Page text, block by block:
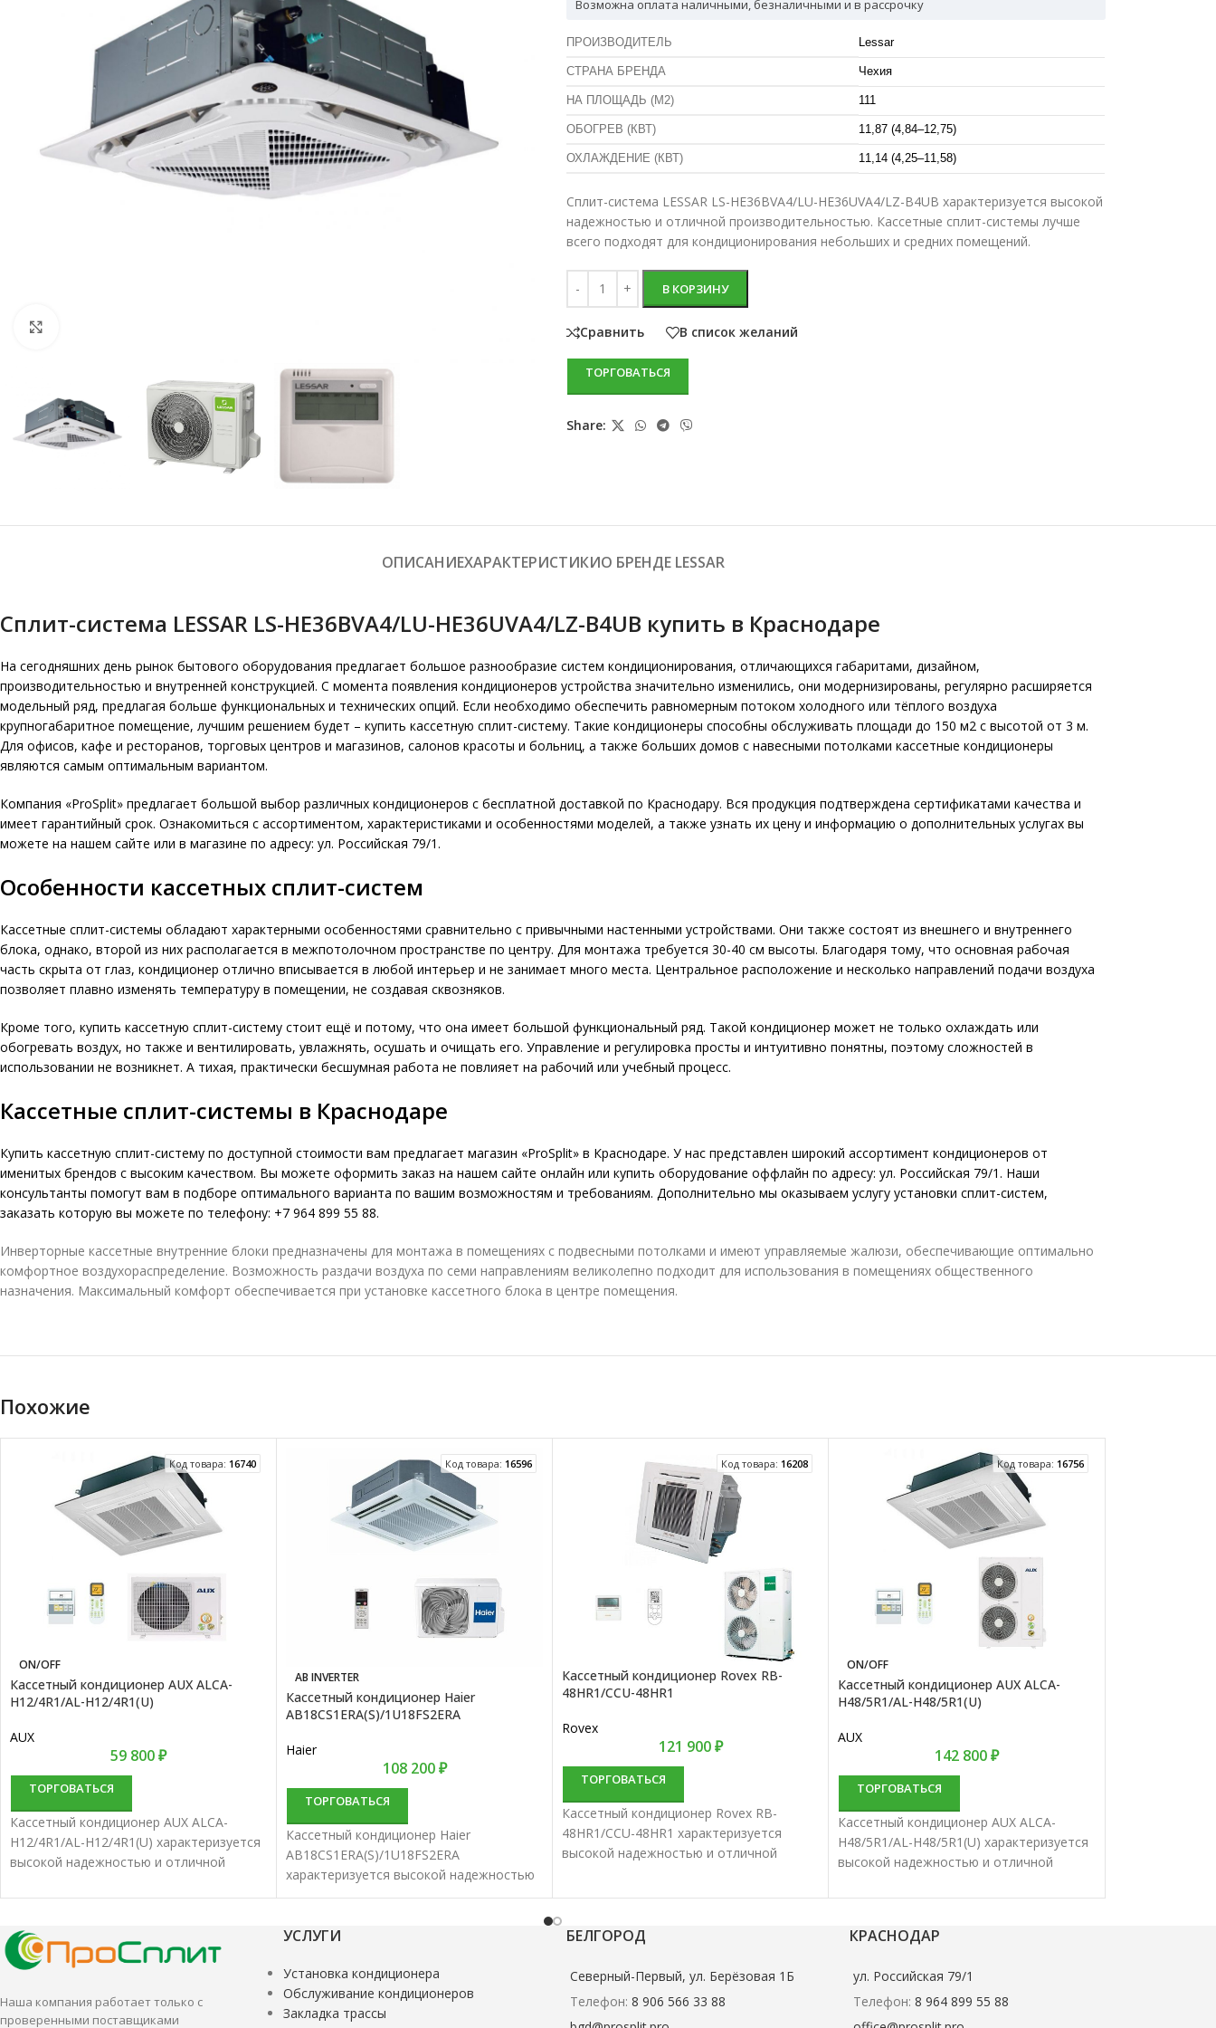
Возможна оплата наличными, безналичными и в рассрочку
ПРОИЗВОДИТЕЛЬ Lessar
СТРАНА БРЕНДА Чехия
НА ПЛОЩАДЬ (М2) 111
ОБОГРЕВ (КВТ) 11,87 (4,84–12,75)
ОХЛАЖДЕНИЕ (КВТ) 11,14 (4,25–11,58)
Сплит-система LESSAR LS-HE36BVA4/LU-HE36UVA4/LZ-B4UB характеризуется высокой
надежностью и отличной производительностью. Кассетные сплит-системы лучше
всего подходят для кондиционирования небольших и средних помещений.
В КОРЗИНУ
Сравнить В список желаний
ТОРГОВАТЬСЯ
Share:
ОПИСАНИЕХАРАКТЕРИСТИКИО БРЕНДЕ LESSAR
Сплит-система LESSAR LS-HE36BVA4/LU-HE36UVA4/LZ-B4UB купить в Краснодаре
На сегодняшних день рынок бытового оборудования предлагает большое разнообразие систем кондиционирования, отличающихся габаритами, дизайном,
производительностью и внутренней конструкцией. С момента появления кондиционеров устройства значительно изменились, они модернизированы, регулярно расширяется
модельный ряд, предлагая больше функциональных и технических опций. Если необходимо обеспечить равномерным потоком холодного или тёплого воздуха
крупногабаритное помещение, лучшим решением будет – купить кассетную сплит-систему. Такие кондиционеры способны обслуживать площади до 150 м2 с высотой от 3 м.
Для офисов, кафе и ресторанов, торговых центров и магазинов, салонов красоты и больниц, а также больших домов с навесными потолками кассетные кондиционеры
являются самым оптимальным вариантом.
Компания «ProSplit» предлагает большой выбор различных кондиционеров с бесплатной доставкой по Краснодару. Вся продукция подтверждена сертификатами качества и
имеет гарантийный срок. Ознакомиться с ассортиментом, характеристиками и особенностями моделей, а также узнать их цену и информацию о дополнительных услугах вы
можете на нашем сайте или в магазине по адресу: ул. Российская 79/1.
Особенности кассетных сплит-систем
Кассетные сплит-системы обладают характерными особенностями сравнительно с привычными настенными устройствами. Они также состоят из внешнего и внутреннего
блока, однако, второй из них располагается в межпотолочном пространстве по центру. Для монтажа требуется 30-40 см высоты. Благодаря тому, что основная рабочая
часть скрыта от глаз, кондиционер отлично вписывается в любой интерьер и не занимает много места. Центральное расположение и несколько направлений подачи воздуха
позволяет плавно изменять температуру в помещении, не создавая сквозняков.
Кроме того, купить кассетную сплит-систему стоит ещё и потому, что она имеет большой функциональный ряд. Такой кондиционер может не только охлаждать или
обогревать воздух, но также и вентилировать, увлажнять, осушать и очищать его. Управление и регулировка просты и интуитивно понятны, поэтому сложностей в
использовании не возникнет. А тихая, практически бесшумная работа не повлияет на рабочий или учебный процесс.
Кассетные сплит-системы в Краснодаре
Купить кассетную сплит-систему по доступной стоимости вам предлагает магазин «ProSplit» в Краснодаре. У нас представлен широкий ассортимент кондиционеров от
именитых брендов с высоким качеством. Вы можете оформить заказ на нашем сайте онлайн или купить оборудование оффлайн по адресу: ул. Российская 79/1. Наши
консультанты помогут вам в подборе оптимального варианта по вашим возможностям и требованиям. Дополнительно мы оказываем услугу установки сплит-систем,
заказать которую вы можете по телефону: +7 964 899 55 88.
Инверторные кассетные внутренние блоки предназначены для монтажа в помещениях с подвесными потолками и имеют управляемые жалюзи, обеспечивающие оптимально
комфортное воздухораспределение. Возможность раздачи воздуха по семи направлениям великолепно подходит для использования в помещениях общественного
назначения. Максимальный комфорт обеспечивается при установке кассетного блока в центре помещения.
Похожие
Код товара: 16740
ON/OFF
Касcетный кондиционер AUX ALCA-
H12/4R1/AL-H12/4R1(U)
AUX
59 800₽
ТОРГОВАТЬСЯ
Касcетный кондиционер AUX ALCA-
H12/4R1/AL-H12/4R1(U) характеризуется
высокой надежностью и отличной
системы лучше всего подходят для
помещения
Код товара: 16596
AB INVERTER
Кассетный кондиционер Haier
AB18CS1ERA(S)/1U18FS2ERA
Haier
108 200₽
ТОРГОВАТЬСЯ
Кассетный кондиционер Haier
AB18CS1ERA(S)/1U18FS2ERA
характеризуется высокой надежностью
и отличной производительностью.
подходят для создания комфортной
Код товара: 16208
Кассетный кондиционер Rovex RB-
48HR1/CCU-48HR1
Rovex
121 900₽
ТОРГОВАТЬСЯ
Кассетный кондиционер Rovex RB-
48HR1/CCU-48HR1 характеризуется
высокой надежностью и отличной
помещения
Код товара: 16756
ON/OFF
Касcетный кондиционер AUX ALCA-
H48/5R1/AL-H48/5R1(U)
AUX
142 800₽
ТОРГОВАТЬСЯ
Касcетный кондиционер AUX ALCA-
H48/5R1/AL-H48/5R1(U) характеризуется
высокой надежностью и отличной
системы лучше всего подходят для
помещения
Наша компания работает только с
проверенными поставщиками
УСЛУГИ
Установка кондиционера
Обслуживание кондиционеров
Закладка трассы
БЕЛГОРОД
Северный-Первый, ул. Берёзовая 1Б
Телефон: 8 906 566 33 88
КРАСНОДАР
ул. Российская 79/1
Телефон: 8 964 899 55 88